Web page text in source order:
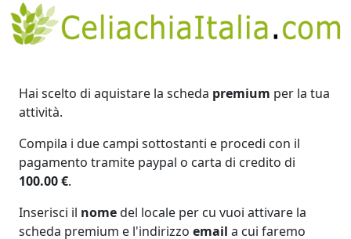
Hai scelto di aquistare la scheda premium per la tua
attività.
Compila i due campi sottostanti e procedi con il
pagamento tramite paypal o carta di credito di
100.00 €.
Inserisci il nomedel locale per cu vuoi attivare la
scheda premium e l'indirizzo email a cui faremo